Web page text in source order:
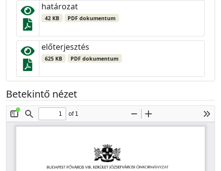
határozat
42 KB PDF dokumentum
előterjesztés
625 KB PDF dokumentum
Betekintő nézet